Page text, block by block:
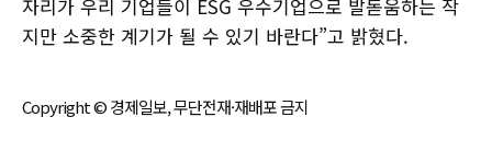
자리가 우리 기업들이 ESG 우수기업으로 발돋움하는 작
지만 소중한 계기가 될 수 있기 바란다”고 밝혔다.
Copyright © 경제일보, 무단전재·재배포 금지